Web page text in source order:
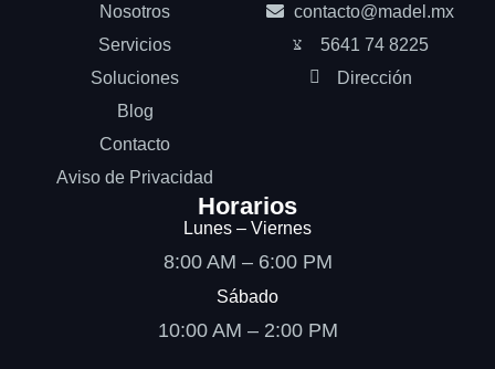
Nosotros
Servicios
Soluciones
Blog
Contacto
Aviso de Privacidad
contacto@madel.mx
5641 74 8225
Dirección
Horarios
Lunes – Viernes
8:00 AM – 6:00 PM
Sábado
10:00 AM – 2:00 PM